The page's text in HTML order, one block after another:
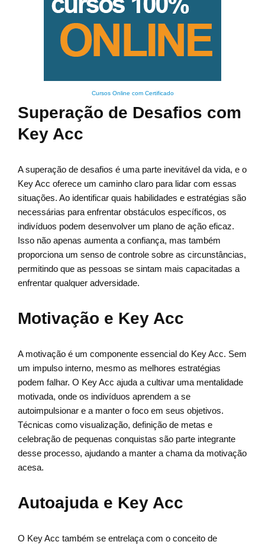
Cursos Online com Certificado
Superação de Desafios com
Key Acc
A superação de desafios é uma parte inevitável da vida, e o
Key Acc oferece um caminho claro para lidar com essas
situações. Ao identificar quais habilidades e estratégias são
necessárias para enfrentar obstáculos específicos, os
indivíduos podem desenvolver um plano de ação eficaz.
Isso não apenas aumenta a confiança, mas também
proporciona um senso de controle sobre as circunstâncias,
permitindo que as pessoas se sintam mais capacitadas a
enfrentar qualquer adversidade.
Motivação e Key Acc
A motivação é um componente essencial do Key Acc. Sem
um impulso interno, mesmo as melhores estratégias
podem falhar. O Key Acc ajuda a cultivar uma mentalidade
motivada, onde os indivíduos aprendem a se
autoimpulsionar e a manter o foco em seus objetivos.
Técnicas como visualização, definição de metas e
celebração de pequenas conquistas são parte integrante
desse processo, ajudando a manter a chama da motivação
acesa.
Autoajuda e Key Acc
O Key Acc também se entrelaça com o conceito de